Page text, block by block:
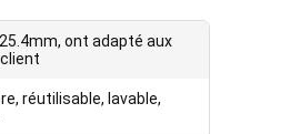
ont adapté aux
réutilisable, lavable,